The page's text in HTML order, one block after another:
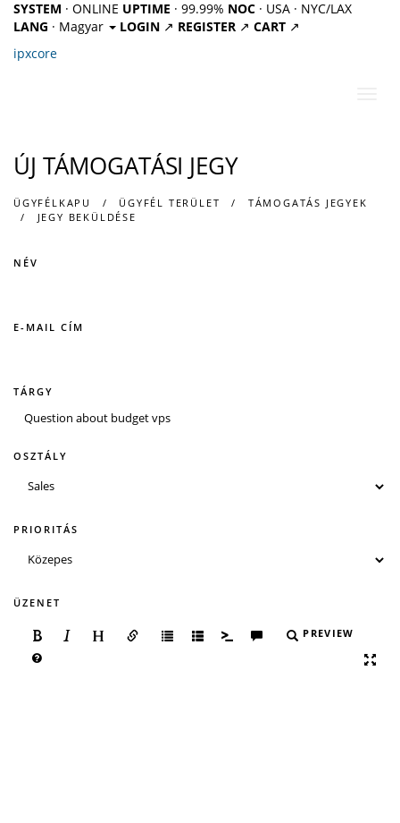
SYSTEM · ONLINE UPTIME · 99.99% NOC · USA · NYC/LAX
LANG · Magyar LOGIN ↗ REGISTER ↗ CART ↗
ipxcore
ÚJ TÁMOGATÁSI JEGY
ÜGYFÉLKAPU ÜGYFÉL TERÜLET
TÁMOGATÁS JEGYEK
JEGY BEKÜLDÉSE
NÉV
E-MAIL CÍM
TÁRGY
OSZTÁLY
PRIORITÁS
ÜZENET
PREVIEW